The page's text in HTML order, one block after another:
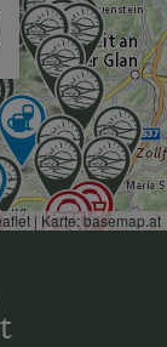
| Karte:basemap.at